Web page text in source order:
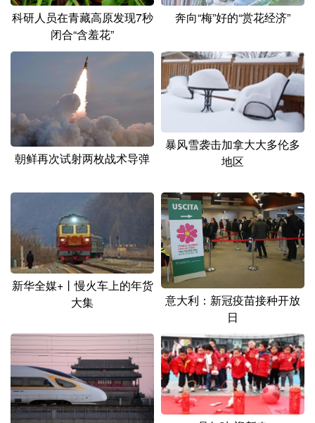
Русский язык 日本語 한국어
科研人员在青藏高原发现7秒
闭合“含羞花”
奔向“梅”好的“赏花经济”
朝鲜再次试射两枚战术导弹
暴风雪袭击加拿大大多伦多
地区
新华全媒+丨慢火车上的年货
大集
意大利：新冠疫苗接种开放
日